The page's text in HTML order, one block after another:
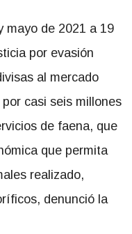
mayo de 2021 a 19
por evasión
al mercado
casi seis millones
de faena, que
que permita
realizado,
denunció la